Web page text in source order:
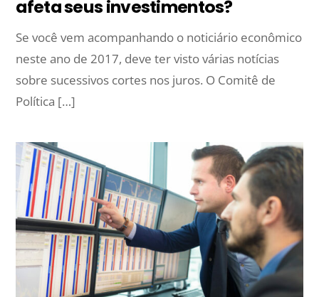
afeta seus investimentos?
Se você vem acompanhando o noticiário econômico
neste ano de 2017, deve ter visto várias notícias
sobre sucessivos cortes nos juros. O Comitê de
Política […]